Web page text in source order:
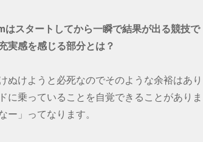
スタートしてから一瞬で結果が出る競技で
実感を感じる部分とは？
ぬけようと必死なのでそのような余裕はあり
に乗っていることを自覚できることがありま
ー」ってなります。